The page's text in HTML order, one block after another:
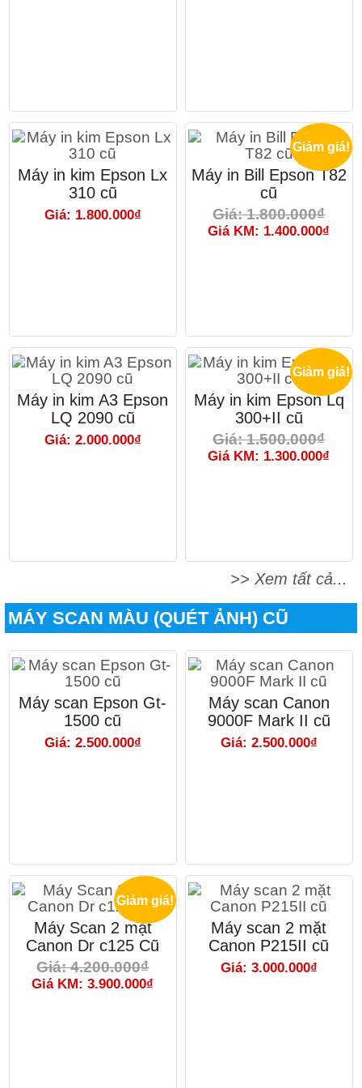
Máy in kim Epson Lx
310 cũ
Giá: 1.800.000₫
Giảm giá!
Máy in Bill Epson T82
cũ
Giá: 1.800.000₫
Giá KM: 1.400.000₫
Máy in kim A3 Epson
LQ 2090 cũ
Giá: 2.000.000₫
Giảm giá!
Máy in kim Epson Lq
300+II cũ
Giá: 1.500.000₫
Giá KM: 1.300.000₫
>> Xem tất cả...
MÁY SCAN MÀU (QUÉT ẢNH) CŨ
Máy scan Epson Gt-
1500 cũ
Giá: 2.500.000₫
Máy scan Canon
9000F Mark II cũ
Giá: 2.500.000₫
Giảm giá!
Máy Scan 2 mặt
Canon Dr c125 Cũ
Giá: 4.200.000₫
Giá KM: 3.900.000₫
Máy scan 2 mặt
Canon P215II cũ
Giá: 3.000.000₫